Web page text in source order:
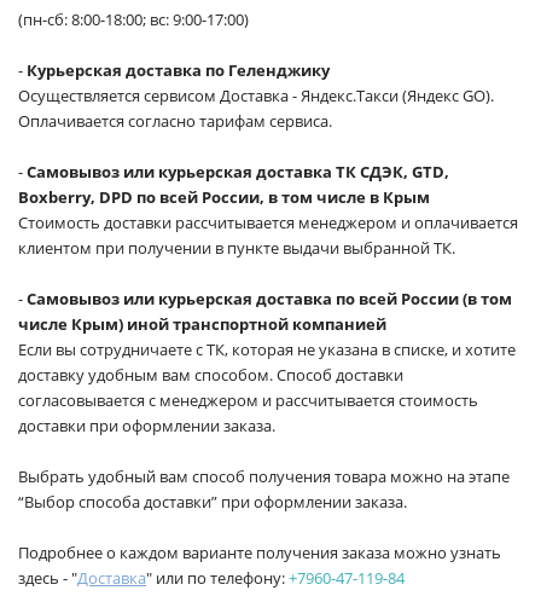
(пн-сб: 8:00-18:00; вс: 9:00-17:00)
- Курьерская доставка по Геленджику
Осуществляется сервисом Доставка - Яндекс.Такси (Яндекс GO).
Оплачивается согласно тарифам сервиса.
-Самовывоз или курьерская доставка ТК СДЭК, GTD,
Boxberry, DPD по всей России, в том числе в Крым
Стоимость доставки рассчитывается менеджером и оплачивается
клиентом при получении в пункте выдачи выбранной ТК.
-Самовывоз или курьерская доставка по всей России (в том
числе Крым) иной транспортной компанией
Если вы сотрудничаете с ТК, которая не указана в списке, и хотите
доставку удобным вам способом. Способ доставки
согласовывается с менеджером и рассчитывается стоимость
доставки при оформлении заказа.
Выбрать удобный вам способ получения товара можно на этапе
“Выбор способа доставки” при оформлении заказа.
Подробнее о каждом варианте получения заказа можно узнать
здесь - "Доставка" или по телефону:+7960-47-119-84